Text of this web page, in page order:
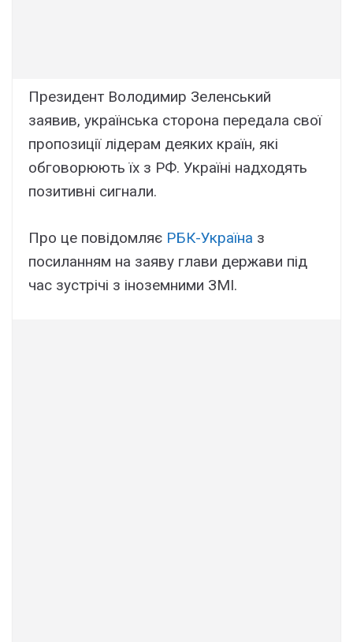
Президент Володимир Зеленський
заявив, українська сторона передала свої
пропозиції лідерам деяких країн, які
обговорюють їх з РФ. Україні надходять
позитивні сигнали.
Про це повідомляє РБК-Україна з
посиланням на заяву глави держави під
час зустрічі з іноземними ЗМІ.